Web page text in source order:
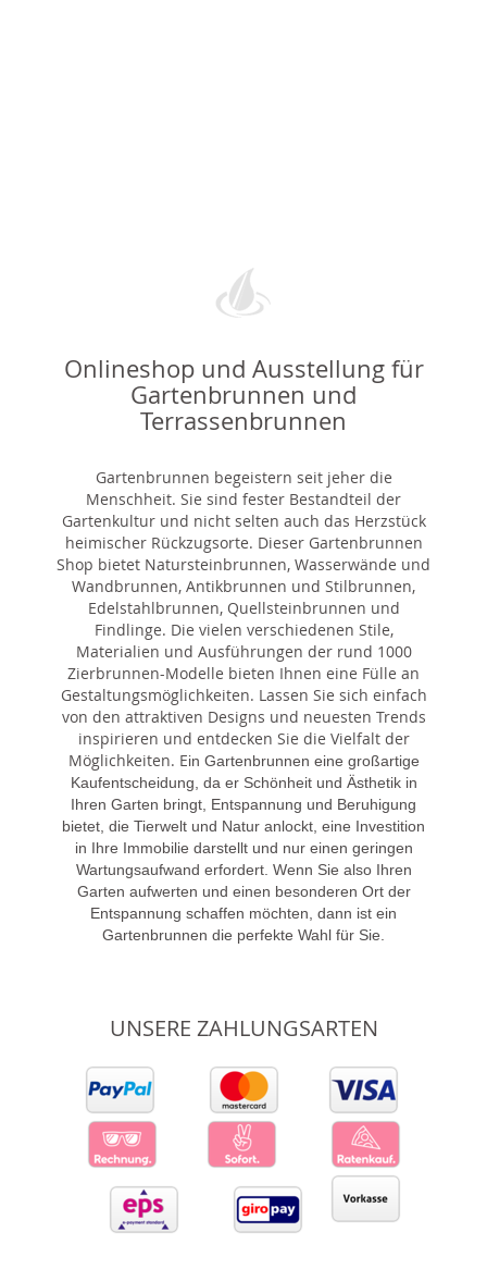
Onlineshop und Ausstellung für
Gartenbrunnen und
Terrassenbrunnen
Gartenbrunnen begeistern seit jeher die
Menschheit. Sie sind fester Bestandteil der
Gartenkultur und nicht selten auch das Herzstück
heimischer Rückzugsorte. Dieser Gartenbrunnen
Shop bietet Natursteinbrunnen, Wasserwände und
Wandbrunnen, Antikbrunnen und Stilbrunnen,
Edelstahlbrunnen, Quellsteinbrunnen und
Findlinge. Die vielen verschiedenen Stile,
Materialien und Ausführungen der rund 1000
Zierbrunnen-Modelle bieten Ihnen eine Fülle an
Gestaltungsmöglichkeiten. Lassen Sie sich einfach
von den attraktiven Designs und neuesten Trends
inspirieren und entdecken Sie die Vielfalt der
Möglichkeiten. Ein Gartenbrunnen eine großartige
Kaufentscheidung, da er Schönheit und Ästhetik in
Ihren Garten bringt, Entspannung und Beruhigung
bietet, die Tierwelt und Natur anlockt, eine Investition
in Ihre Immobilie darstellt und nur einen geringen
Wartungsaufwand erfordert. Wenn Sie also Ihren
Garten aufwerten und einen besonderen Ort der
Entspannung schaffen möchten, dann ist ein
Gartenbrunnen die perfekte Wahl für Sie.
UNSERE ZAHLUNGSARTEN